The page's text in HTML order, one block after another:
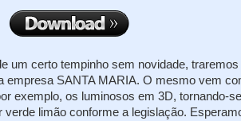
um certo tempinho sem novidade, traremos
empresa SANTA MARIA. O mesmo vem
exemplo, os luminosos em 3D, tornando-
verde limão conforme a legislação.